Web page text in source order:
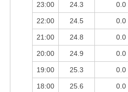
23:00 24.3 0.0
22:00 24.5 0.0
21:00 24.8 0.0
20:00 24.9 0.0
19:00 25.3 0.0
18:00 25.6 0.0